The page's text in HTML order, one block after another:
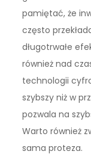
pamiętać, że
często
długotrwałe
również nad
technologii
szybszy niż w
pozwala na
Warto również
sama proteza.